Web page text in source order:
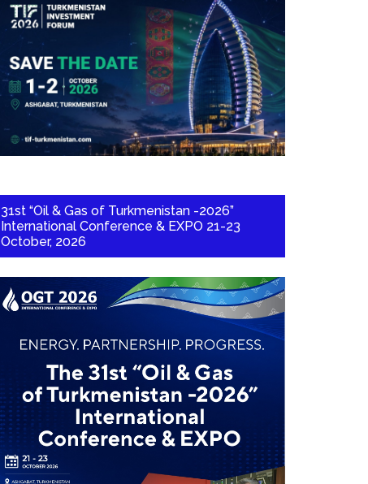
31st “Oil & Gas of Turkmenistan -2026”
International Conference & EXPO 21-23
October, 2026